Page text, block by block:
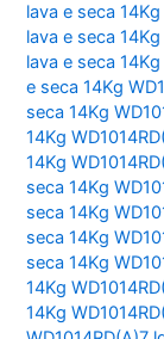
lava e seca
lava e seca
lava e seca
e seca 14Kg
seca 14Kg
14Kg
14Kg
seca 14Kg
seca 14Kg
seca 14Kg
seca 14Kg
14Kg
14Kg